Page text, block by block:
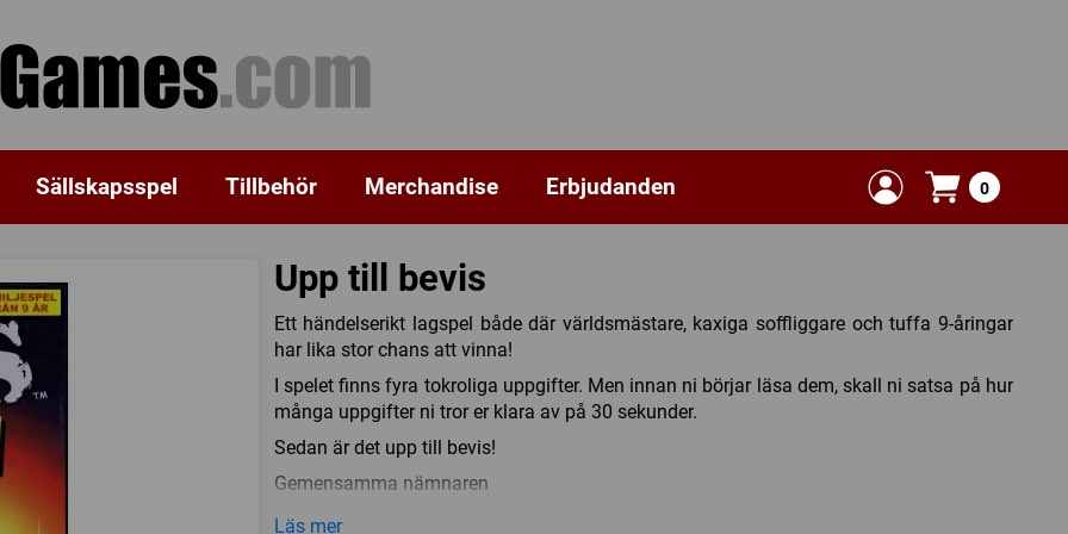
Sällskapsspel Tillbehör Merchandise Erbjudanden 0
Upp till bevis
Ett händelserikt lagspel både där världsmästare, kaxiga soffliggare och tuffa 9-åringar
har lika stor chans att vinna!
I spelet finns fyra tokroliga uppgifter. Men innan ni börjar läsa dem, skall ni satsa på hur
många uppgifter ni tror er klara av på 30 sekunder.
Sedan är det upp till bevis!
Gemensamma nämnaren
På ett kort står 14 ord. 7 har en gemensam nämnare. Hur många vågar ni satsa på att
Läs mer